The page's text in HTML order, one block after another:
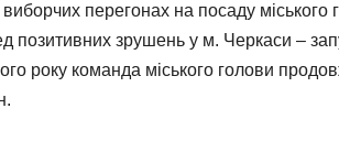
перегонах на посаду міського
зрушень у м. Черкаси –
року команда міського голови